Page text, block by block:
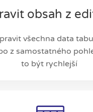
obsah z
všechna data
z samostatného
to být rychlejší